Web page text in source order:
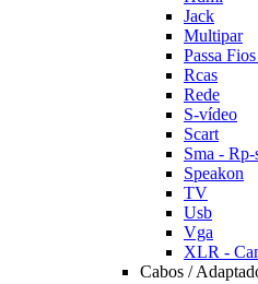
Jack
Multipar
Passa
Rcas
Rede
S-vídeo
Scart
Sma - Rp-
Speakon
TV
Usb
Vga
XLR -
Cabos /